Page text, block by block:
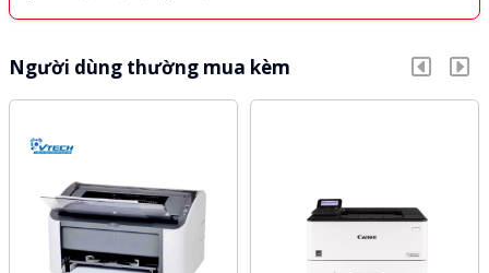
Người dùng thường mua kèm